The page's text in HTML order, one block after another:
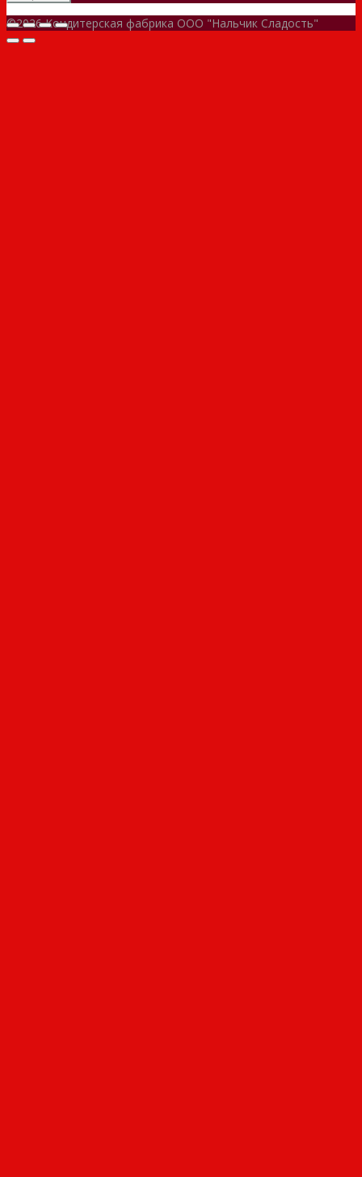
©2026 Кондитерская фабрика ООО "Нальчик Сладость"